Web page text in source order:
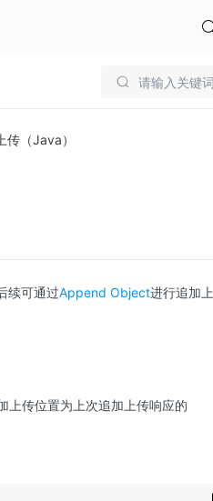
传（Java）
续可通过Append Object进行追加上
上传位置为上次追加上传响应的